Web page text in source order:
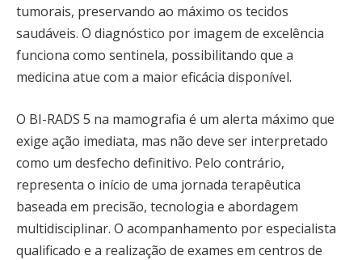
tumorais, preservando ao máximo os tecidos
saudáveis. O diagnóstico por imagem de excelência
funciona como sentinela, possibilitando que a
medicina atue com a maior eficácia disponível.
O BI-RADS 5 na mamografia é um alerta máximo que
exige ação imediata, mas não deve ser interpretado
como um desfecho definitivo. Pelo contrário,
representa o início de uma jornada terapêutica
baseada em precisão, tecnologia e abordagem
multidisciplinar. O acompanhamento por especialista
qualificado e a realização de exames em centros de